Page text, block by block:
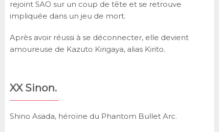
rejoint SAO sur un coup de tête et se retrouve
impliquée dans un jeu de mort.
Après avoir réussi à se déconnecter, elle devient
amoureuse de Kazuto Kirigaya, alias Kirito.
XX Sinon.
Shino Asada, héroïne du Phantom Bullet Arc.